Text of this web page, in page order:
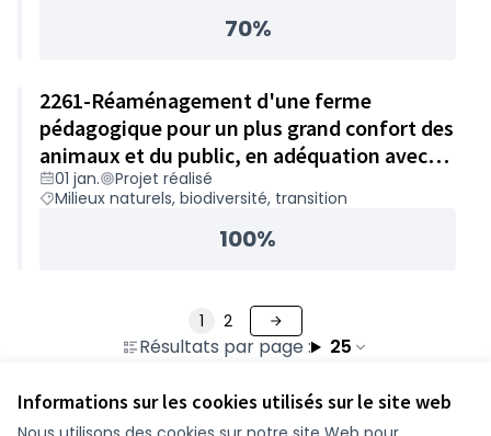
Informations sur les cookies utilisés sur le site web
70%
2261-Réaménagement d'une ferme
pédagogique pour un plus grand confort des
animaux et du public, en adéquation avec
les changements climatiques – 49 843€
01 jan.
Projet réalisé
Milieux naturels, biodiversité, transition
100%
Résultats par page : 25
1 2